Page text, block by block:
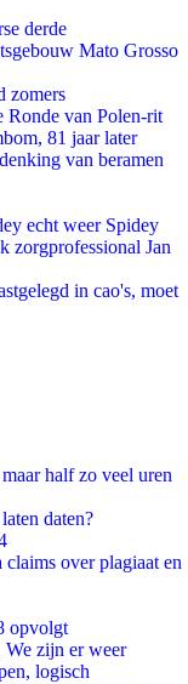
derde
Mato Grosso
zomers
Ronde van Polen-rit
81 jaar later
van beramen
echt weer Spidey
zorgprofessional Jan
in cao's, moet
half zo veel uren
daten?
claims over plagiaat en
opvolgt
zijn er weer
logisch